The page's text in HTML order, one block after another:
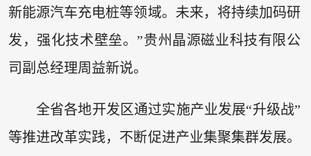
新能源汽车充电桩等领域。未来，将持续加码研
发，强化技术壁垒。”贵州晶源磁业科技有限公
司副总经理周益新说。
全省各地开发区通过实施产业发展“升级战”
等推进改革实践，不断促进产业集聚集群发展。